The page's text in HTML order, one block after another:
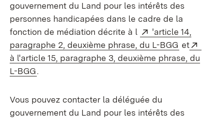
gouvernement du Land pour les intérêts des
personnes handicapées dans le cadre de la
fonction de médiation décrite à l
Externe:
'article 14,
paragraphe 2, deuxième phrase, du L-BGG et
à l'article 15, paragraphe 3, deuxième phrase, du
L-BGG.
Vous pouvez contacter la déléguée du
gouvernement du Land pour les intérêts des